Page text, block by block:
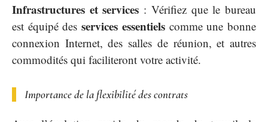
Infrastructures et services : Vérifiez que le bureau
est équipé desservices essentielscomme une bonne
connexion Internet, des salles de réunion, et autres
commodités qui faciliteront votre activité.
Importance de la flexibilité des contrats